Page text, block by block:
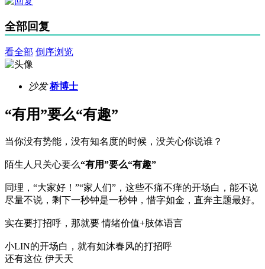
全部回复
看全部 倒序浏览
沙发 桥博士
“有用”要么“有趣”
当你没有势能，没有知名度的时候，没关心你说谁？
陌生人只关心要么“有用”要么“有趣”
同理，“大家好！”“家人们”，这些不痛不痒的开场白，能不说
尽量不说，剩下一秒钟是一秒钟，惜字如金，直奔主题最好。
实在要打招呼，那就要 情绪价值+肢体语言
小LIN的开场白，就有如沐春风的打招呼
还有这位 伊天天